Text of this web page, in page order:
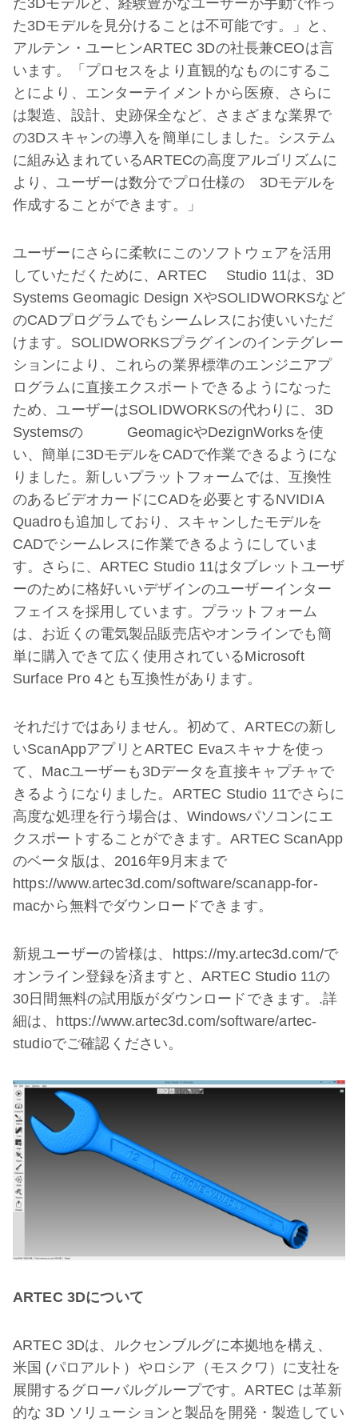
た3Dモデルを見分けることは不可能です。」と、
アルテン・ユーヒンARTEC 3Dの社長兼CEOは言
います。「プロセスをより直観的なものにするこ
とにより、エンターテイメントから医療、さらに
は製造、設計、史跡保全など、さまざまな業界で
の3Dスキャンの導入を簡単にしました。システム
に組み込まれているARTECの高度アルゴリズムに
より、ユーザーは数分でプロ仕様の 3Dモデルを
作成することができます。」
ユーザーにさらに柔軟にこのソフトウェアを活用
していただくために、ARTEC Studio 11は、3D
Systems Geomagic Design XやSOLIDWORKSなど
のCADプログラムでもシームレスにお使いいただ
けます。SOLIDWORKSプラグインのインテグレー
ションにより、これらの業界標準のエンジニアプ
ログラムに直接エクスポートできるようになった
ため、ユーザーはSOLIDWORKSの代わりに、3D
Systemsの GeomagicやDezignWorksを使
い、簡単に3DモデルをCADで作業できるようにな
りました。新しいプラットフォームでは、互換性
のあるビデオカードにCADを必要とするNVIDIA
Quadroも追加しており、スキャンしたモデルを
CADでシームレスに作業できるようにしていま
す。さらに、ARTEC Studio 11はタブレットユーザ
ーのために格好いいデザインのユーザーインター
フェイスを採用しています。プラットフォーム
は、お近くの電気製品販売店やオンラインでも簡
単に購入できて広く使用されているMicrosoft
Surface Pro 4とも互換性があります。
それだけではありません。初めて、ARTECの新し
いScanAppアプリとARTEC Evaスキャナを使っ
て、Macユーザーも3Dデータを直接キャプチャで
きるようになりました。ARTEC Studio 11でさらに
高度な処理を行う場合は、Windowsパソコンにエ
クスポートすることができます。ARTEC ScanApp
のベータ版は、2016年9月末まで
https://www.artec3d.com/software/scanapp-for-
macから無料でダウンロードできます。
新規ユーザーの皆様は、https://my.artec3d.com/で
オンライン登録を済ますと、ARTEC Studio 11の
30日間無料の試用版がダウンロードできます。.詳
細は、https://www.artec3d.com/software/artec-
studioでご確認ください。
ARTEC 3Dについて
ARTEC 3Dは、ルクセンブルグに本拠地を構え、
米国 (パロアルト）やロシア（モスクワ）に支社を
展開するグローバルグループです。ARTEC は革新
的な 3D ソリューションと製品を開発・製造してい